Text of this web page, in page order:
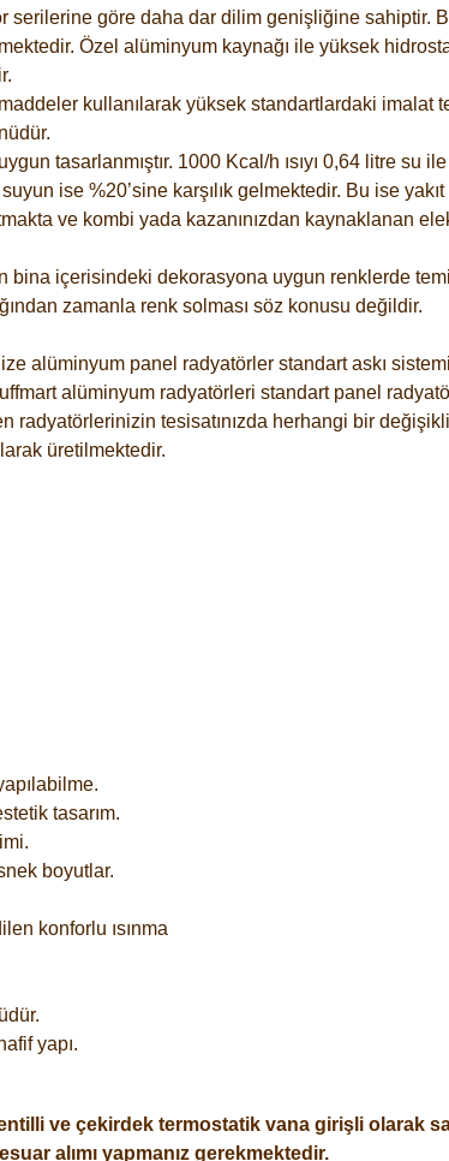
göre daha dar dilim genişliğine sahiptir.
Özel alüminyum kaynağı ile yüksek
kullanılarak yüksek standartlardaki imalat
tasarlanmıştır. 1000 Kcal/h ısıyı 0,64 litre su
ise %20’sine karşılık gelmektedir. Bu ise
ve kombi yada kazanınızdan kaynaklanan
içerisindeki dekorasyona uygun renklerde
zamanla renk solması söz konusu değildir.
alüminyum panel radyatörler standart askı
alüminyum radyatörleri standart panel
radyatörlerinizin tesisatınızda herhangi bir
üretilmektedir.
tasarım.
boyutlar.
konforlu ısınma
yapı.
ve çekirdek termostatik vana girişli olarak
alımı yapmanız gerekmektedir.